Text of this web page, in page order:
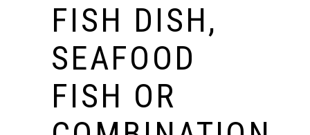
FISH DISH,
SEAFOOD
FISH OR